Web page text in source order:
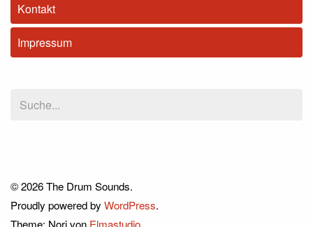
Kontakt
Impressum
© 2026 The Drum Sounds.
Proudly powered by WordPress.
Theme: Nori von Elmastudio